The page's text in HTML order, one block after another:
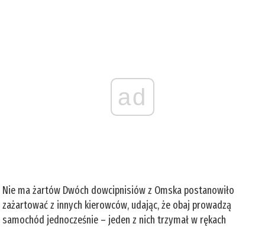
ad
Nie ma żartów Dwóch dowcipnisiów z Omska postanowiło
zażartować z innych kierowców, udając, że obaj prowadzą
samochód jednocześnie – jeden z nich trzymał w rękach